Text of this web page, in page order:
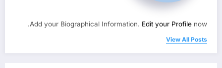
Add your Biographical Information. Edit your Profile now.
View All Posts